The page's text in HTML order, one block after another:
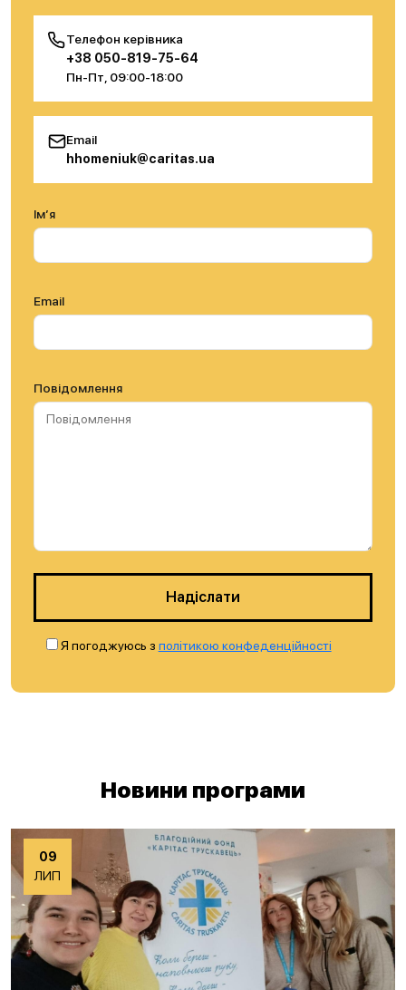
Телефон керівника
+38 050-819-75-64
Пн-Пт, 09:00-18:00
Email
hhomeniuk@caritas.ua
Ім’я
Email
Повідомлення
Надіслати
Я погоджуюсь з політикою конфеденційності
Новини програми
09
ЛИП